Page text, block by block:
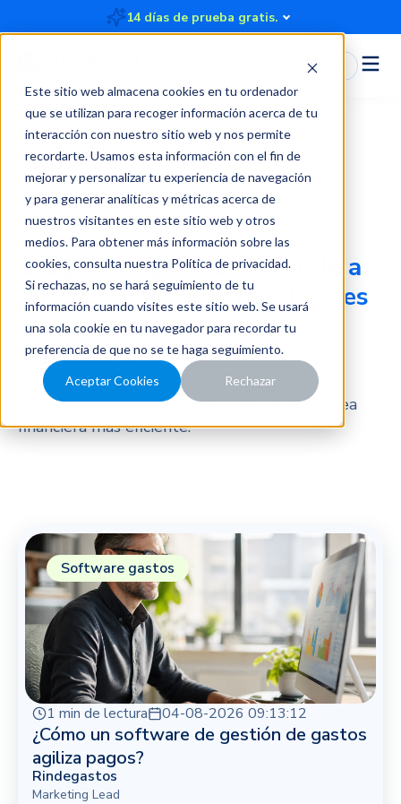
Este sitio web almacena cookies en tu ordenador
que se utilizan para recoger información acerca de tu
interacción con nuestro sitio web y nos permite
recordarte. Usamos esta información con el fin de
mejorar y personalizar tu experiencia de navegación
y para generar analíticas y métricas acerca de
nuestros visitantes en este sitio web y otros
medios. Para obtener más información sobre las
cookies, consulta nuestra Política de privacidad.
Si rechazas, no se hará seguimiento de tu
información cuando visites este sitio web. Se usará
una sola cookie en tu navegador para recordar tu
preferencia de que no se te haga seguimiento.
Aceptar Cookies Rechazar
14 días de prueba gratis.
Iniciar Sesión
Blog
Blog Rindegastos:Aprende a
ahorrar tiempo en rendiciones
y recuperar el control
financiero.
Artículos, mejores prácticas, recursos de
digitalización y más — todo para hacer tu área
financiera más eficiente.
1 min de lectura 04-08-2026 09:13:12
¿Cómo un software de gestión de gastos
agiliza pagos?
Rindegastos
Marketing Lead
Software gastos